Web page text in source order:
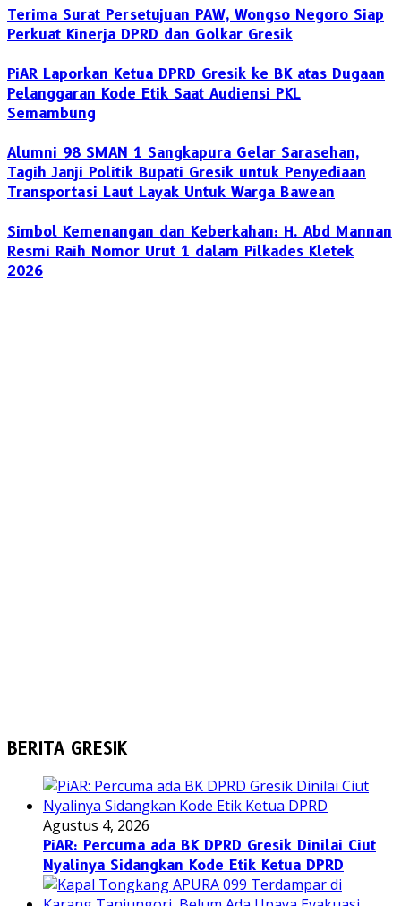
Terima Surat Persetujuan PAW, Wongso Negoro Siap
Perkuat Kinerja DPRD dan Golkar Gresik
PiAR Laporkan Ketua DPRD Gresik ke BK atas Dugaan
Pelanggaran Kode Etik Saat Audiensi PKL
Semambung
Alumni 98 SMAN 1 Sangkapura Gelar Sarasehan,
Tagih Janji Politik Bupati Gresik untuk Penyediaan
Transportasi Laut Layak Untuk Warga Bawean
Simbol Kemenangan dan Keberkahan: H. Abd Mannan
Resmi Raih Nomor Urut 1 dalam Pilkades Kletek
2026
BERITA GRESIK
Agustus 4, 2026
PiAR: Percuma ada BK DPRD Gresik Dinilai Ciut
Nyalinya Sidangkan Kode Etik Ketua DPRD